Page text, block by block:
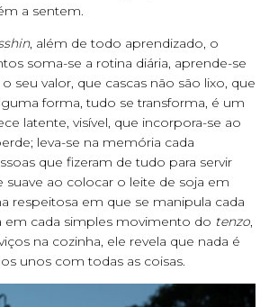
a sentem.
, além de todo aprendizado, o
soma-se a rotina diária, aprende-se
seu valor, que cascas não são lixo, que
forma, tudo se transforma, é um
latente, visível, que incorpora-se ao
leva-se na memória cada
que fizeram de tudo para servir
suave ao colocar o leite de soja em
respeitosa em que se manipula cada
em cada simples movimento do tenzo,
na cozinha, ele revela que nada é
unos com todas as coisas.